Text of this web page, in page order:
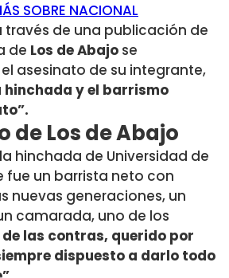
SOBRE NACIONAL
través de una publicación de
de Los de Abajo se
asesinato de su integrante,
hinchada y el barrismo
de Los de Abajo
hinchada de Universidad de
fue un barrista neto con
nuevas generaciones, un
camarada, uno de los
las contras, querido por
dispuesto a darlo todo